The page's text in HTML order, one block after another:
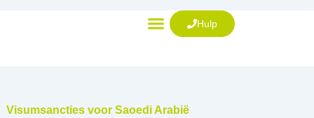
Hulp
Visumsancties voor Saoedi Arabië